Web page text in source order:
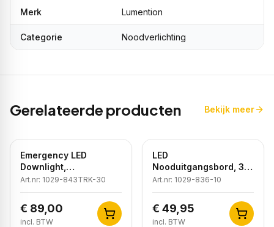
Merk Lumention
Categorie Noodverlichting
Gerelateerde producten Bekijk meer
Emergency LED
Downlight,
Spanningsrail, 6500K,
3 Uur Noodverlichting,
Art.nr: 1029-843TRK-30
€ 89,00
incl. BTW
LED
Nooduitgangsbord, 3H,
IP20
Art.nr: 1029-836-10
€ 49,95
incl. BTW